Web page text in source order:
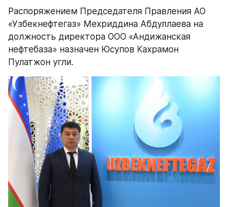
Распоряжением Председателя Правления АО
«Узбекнефтегаз» Мехриддина Абдуллаева на
должность директора ООО «Андижанская
нефтебаза» назначен Юсупов Кахрамон
Пулатжон угли.